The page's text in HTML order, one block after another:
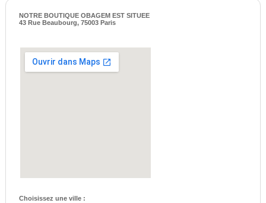
NOTRE BOUTIQUE OBAGEM EST SITUEE
43 Rue Beaubourg, 75003 Paris
Choisissez une ville :